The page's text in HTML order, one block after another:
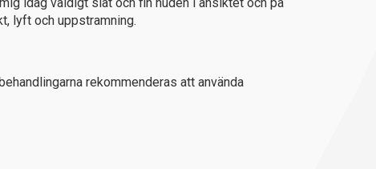
lyft och uppstramning.
rekommenderas att använda